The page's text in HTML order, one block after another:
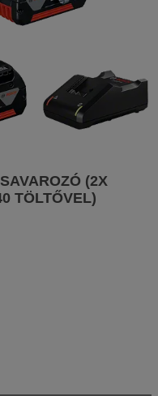
(2X
TÖLTŐVEL)